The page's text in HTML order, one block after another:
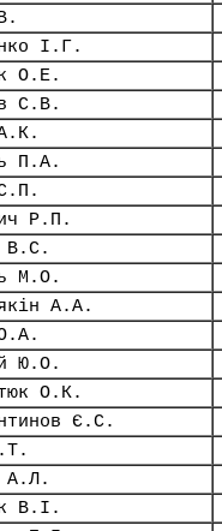
І.Г.
О.Е.
С.В.
П.А.
Р.П.
В.С.
М.О.
А.А.
Ю.О.
О.К.
Є.С.
А.Л.
В.І.